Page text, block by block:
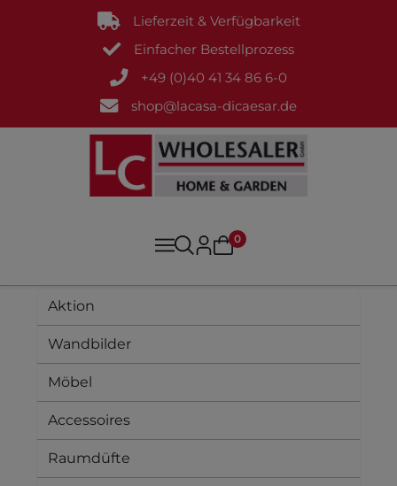
Lieferzeit & Verfügbarkeit
Einfacher Bestellprozess
+49 (0)40 41 34 86 6-0
shop@lacasa-dicaesar.de
0
Aktion
Wandbilder
Möbel
Accessoires
Raumdüfte